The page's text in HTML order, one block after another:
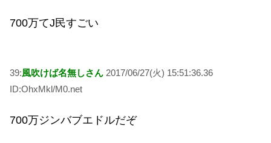
700万てJ民すごい
39:風吹けば名無しさん 2017/06/27(火) 15:51:36.36
ID:OhxMkl/M0.net
700万ジンバブエドルだぞ